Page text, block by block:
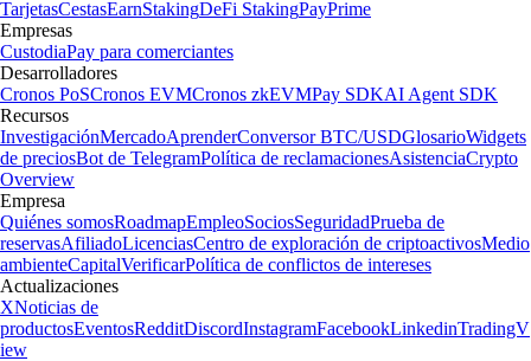
TarjetasCestasEarnStakingDeFi StakingPayPrime
Empresas
CustodiaPay para comerciantes
Desarrolladores
Cronos PoSCronos EVMCronos zkEVMPay SDKAI Agent SDK
Recursos
InvestigaciónMercadoAprenderConversor BTC/USDGlosarioWidgets
de preciosBot de TelegramPolítica de reclamacionesAsistenciaCrypto
Overview
Empresa
Quiénes somosRoadmapEmpleoSociosSeguridadPrueba de
reservasAfiliadoLicenciasCentro de exploración de criptoactivosMedio
ambienteCapitalVerificarPolítica de conflictos de intereses
Actualizaciones
XNoticias de
productosEventosRedditDiscordInstagramFacebookLinkedinTradingV
iew